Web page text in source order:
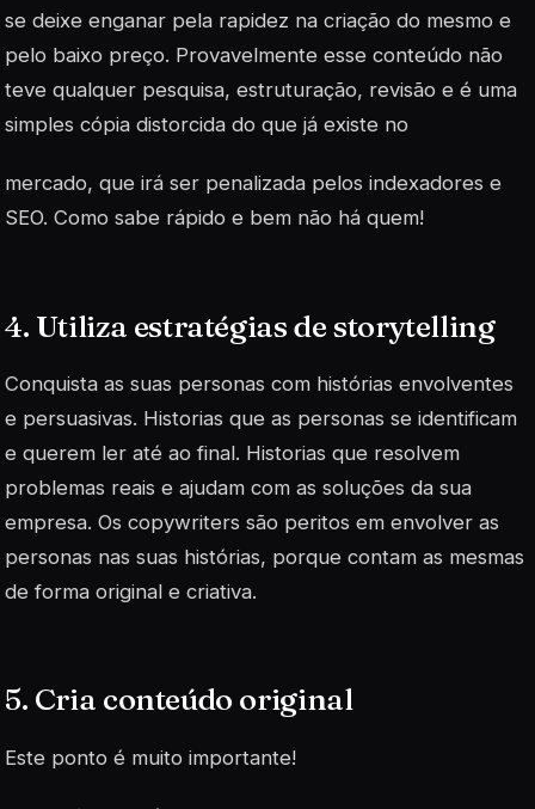
se deixe enganar pela rapidez na criação do mesmo e
pelo baixo preço. Provavelmente esse conteúdo não
teve qualquer pesquisa, estruturação, revisão e é uma
simples cópia distorcida do que já existe no
mercado, que irá ser penalizada pelos indexadores e
SEO. Como sabe rápido e bem não há quem!
4. Utiliza estratégias de storytelling
Conquista as suas personas com histórias envolventes
e persuasivas. Historias que as personas se identificam
e querem ler até ao final. Historias que resolvem
problemas reais e ajudam com as soluções da sua
empresa. Os copywriters são peritos em envolver as
personas nas suas histórias, porque contam as mesmas
de forma original e criativa.
5. Cria conteúdo original
Este ponto é muito importante!